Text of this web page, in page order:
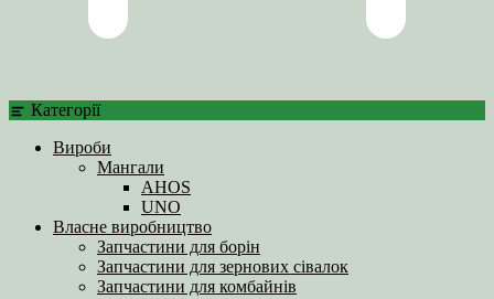
Категорії
Вироби
Мангали
AHOS
UNO
Власне виробництво
Запчастини для борін
Запчастини для зернових сівалок
Запчастини для комбайнів